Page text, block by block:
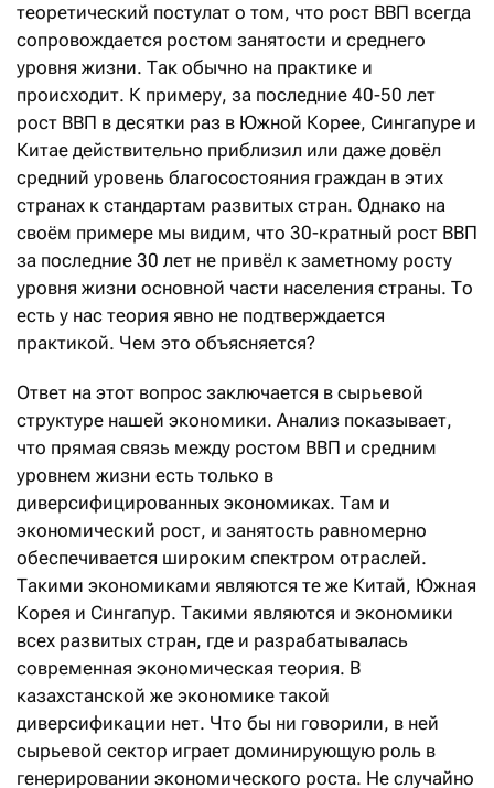
теоретический постулат о том, что рост ВВП всегда
сопровождается ростом занятости и среднего
уровня жизни. Так обычно на практике и
происходит. К примеру, за последние 40-50 лет
рост ВВП в десятки раз в Южной Корее, Сингапуре и
Китае действительно приблизил или даже довёл
средний уровень благосостояния граждан в этих
странах к стандартам развитых стран. Однако на
своём примере мы видим, что 30-кратный рост ВВП
за последние 30 лет не привёл к заметному росту
уровня жизни основной части населения страны. То
есть у нас теория явно не подтверждается
практикой. Чем это объясняется?
Ответ на этот вопрос заключается в сырьевой
структуре нашей экономики. Анализ показывает,
что прямая связь между ростом ВВП и средним
уровнем жизни есть только в
диверсифицированных экономиках. Там и
экономический рост, и занятость равномерно
обеспечивается широким спектром отраслей.
Такими экономиками являются те же Китай, Южная
Корея и Сингапур. Такими являются и экономики
всех развитых стран, где и разрабатывалась
современная экономическая теория. В
казахстанской же экономике такой
диверсификации нет. Что бы ни говорили, в ней
сырьевой сектор играет доминирующую роль в
генерировании экономического роста. Не случайно